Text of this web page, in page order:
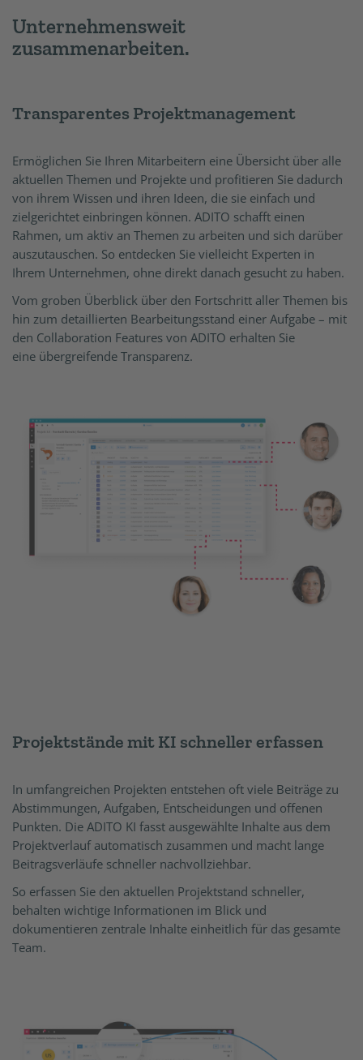
Unternehmensweit
zusammenarbeiten.
Transparentes Projektmanagement
Ermöglichen Sie Ihren Mitarbeitern eine Übersicht über alle
aktuellen Themen und Projekte und profitieren Sie dadurch
von ihrem Wissen und ihren Ideen, die sie einfach und
zielgerichtet einbringen können. ADITO schafft einen
Rahmen, um aktiv an Themen zu arbeiten und sich darüber
auszutauschen. So entdecken Sie vielleicht Experten in
Ihrem Unternehmen, ohne direkt danach gesucht zu haben.
Vom groben Überblick über den Fortschritt aller Themen bis
hin zum detaillierten Bearbeitungsstand einer Aufgabe – mit
den Collaboration Features von ADITO erhalten Sie
eine übergreifende Transparenz.
Projektstände mit KI schneller erfassen
In umfangreichen Projekten entstehen oft viele Beiträge zu
Abstimmungen, Aufgaben, Entscheidungen und offenen
Punkten. Die ADITO KI fasst ausgewählte Inhalte aus dem
Projektverlauf automatisch zusammen und macht lange
Beitragsverläufe schneller nachvollziehbar.
So erfassen Sie den aktuellen Projektstand schneller,
behalten wichtige Informationen im Blick und
dokumentieren zentrale Inhalte einheitlich für das gesamte
Team.